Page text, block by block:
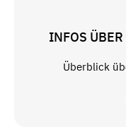
INFOS
Überblick